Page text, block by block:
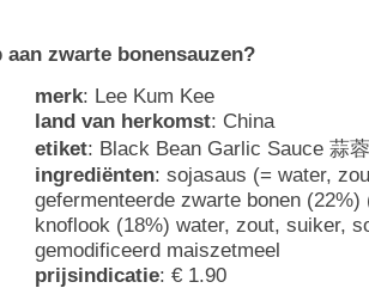
zwarte bonensauzen?
merk: Lee Kum Kee
land van herkomst: China
etiket: Black Bean Garlic Sauce 蒜
ingrediënten: sojasaus (= water,
gefermenteerde zwarte bonen
knoflook (18%) water, zout, suiker,
gemodificeerd maiszetmeel
prijsindicatie: € 1.90